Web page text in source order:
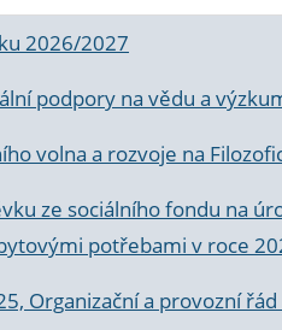
2026/2027
podpory na vědu a
volna a rozvoje na
ze sociálního fondu na
potřebami v roce
Organizační a provozní